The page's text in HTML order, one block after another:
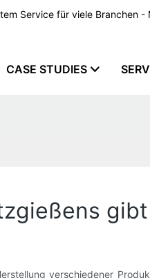
Service für viele Branchen
CASE STUDIES
verschiedener